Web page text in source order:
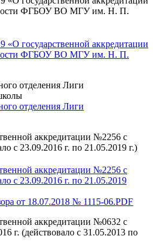
ФГБОУ ВО МГУ им. Н. П.
«О государственной аккредитации
ФГБОУ ВО МГУ им. Н. П.
отделения Лиги
отделения Лиги
аккредитации №2256 с
с 23.09.2016 г. по 21.05.2019 г.)
аккредитации №2256 с
с 23.09.2016 г. по 21.05.2019
от 18.07.2018 № 1115-06.PDF
аккредитации №0632 с
г. (действовало с 31.05.2013 по